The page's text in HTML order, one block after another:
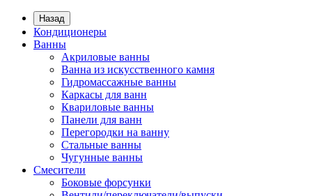
Назад
Кондиционеры
Ванны
Акриловые ванны
Ванна из искусственного камня
Гидромассажные ванны
Каркасы для ванн
Квариловые ванны
Панели для ванн
Перегородки на ванну
Стальные ванны
Чугунные ванны
Смесители
Боковые форсунки